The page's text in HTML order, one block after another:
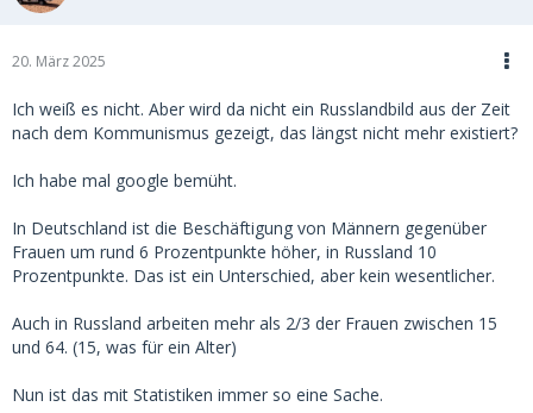
20. März 2025
Ich weiß es nicht. Aber wird da nicht ein Russlandbild aus der Zeit
nach dem Kommunismus gezeigt, das längst nicht mehr existiert?
Ich habe mal google bemüht.
In Deutschland ist die Beschäftigung von Männern gegenüber
Frauen um rund 6 Prozentpunkte höher, in Russland 10
Prozentpunkte. Das ist ein Unterschied, aber kein wesentlicher.
Auch in Russland arbeiten mehr als 2/3 der Frauen zwischen 15
und 64. (15, was für ein Alter)
Nun ist das mit Statistiken immer so eine Sache.